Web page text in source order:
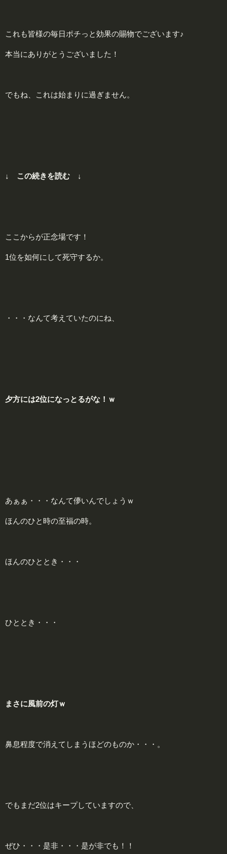
これも皆様の毎日ポチっと効果の賜物でございます♪
本当にありがとうございました！
でもね、これは始まりに過ぎません。
↓ この続きを読む ↓
ここからが正念場です！
1位を如何にして死守するか。
・・・なんて考えていたのにね、
夕方には2位になっとるがな！ｗ
あぁぁ・・・なんて儚いんでしょうｗ
ほんのひと時の至福の時。
ほんのひととき・・・
ひととき・・・
まさに風前の灯ｗ
鼻息程度で消えてしまうほどのものか・・・。
でもまだ2位はキープしていますので、
ぜひ・・・是非・・・是が非でも！！